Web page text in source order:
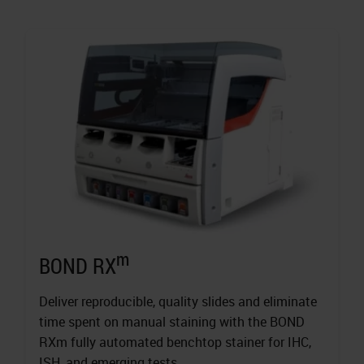
BOND RXm
Deliver reproducible, quality slides and eliminate
time spent on manual staining with the BOND
RXm fully automated benchtop stainer for IHC,